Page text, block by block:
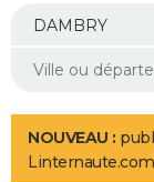
Mobiles
Meilleur smartphone
Internet
Ordinateurs
Jeux vidéo
Guide high-tech
Aménagement
LIFESTYLE
Art de vivre
Bien-être
Loisirs
Mode
Modes de vie
NOUVEAU :
Linternaute.com